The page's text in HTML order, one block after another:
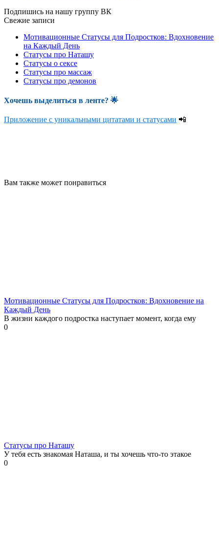
Подпишись на нашу группу ВК
Свежие записи
Мотивационные Статусы для Подростков: Вдохновение
на Каждый День
Статусы про Наташу
Статусы о сексе
Статусы про массаж
Статусы про демонов
Хочешь выделиться в ленте? 🌟
Приложение с уникальными цитатами и статусами 📲
Вам также может понравиться
Мотивационные Статусы для Подростков: Вдохновение на
Каждый День
В жизни каждого подростка наступает момент, когда ему
0
Статусы про Наташу
У тебя есть знакомая Наташа, и ты хочешь что-то этакое
0